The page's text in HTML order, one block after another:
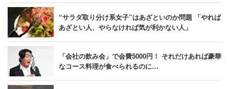
“サラダ取り分け系女子”はあざといのか問題 「やれば
あざとい人、やらなければ気が利かない人」
「会社の飲み会」で会費5000円！ それだけあれば豪華
なコース料理が食べられるのに…